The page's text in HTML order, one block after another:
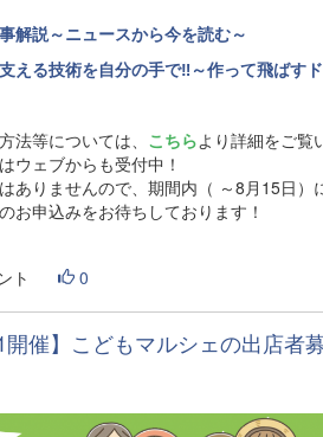
解説～ニュースから今を読む～
える技術を自分の手で‼～作って飛ばす
法等については、 こちらより詳細をご覧
ウェブからも受付中！
ありませんので、期間内（ ～8月15日）
お申込みをお待ちしております！
ト 0
開催】こどもマルシェの出店者